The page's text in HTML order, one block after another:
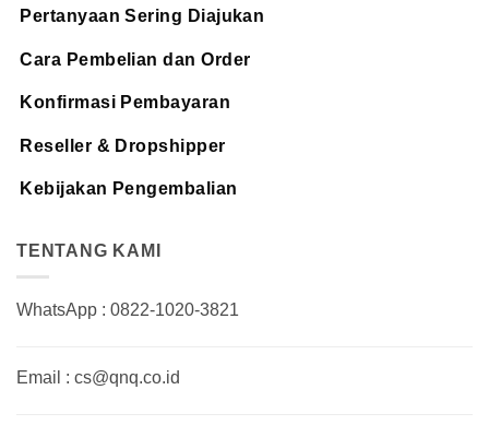
Pertanyaan Sering Diajukan
Cara Pembelian dan Order
Konfirmasi Pembayaran
Reseller & Dropshipper
Kebijakan Pengembalian
TENTANG KAMI
WhatsApp : 0822-1020-3821
Email : cs@qnq.co.id